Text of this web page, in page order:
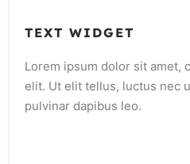
TEXT WIDGET
Lorem ipsum dolor sit amet,
elit. Ut elit tellus, luctus nec
pulvinar dapibus leo.